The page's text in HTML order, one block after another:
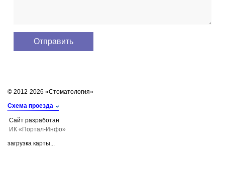
© 2012-2026 «Стоматология»
Схема проезда
Сайт разработан
ИК «Портал-Инфо»
загрузка карты...